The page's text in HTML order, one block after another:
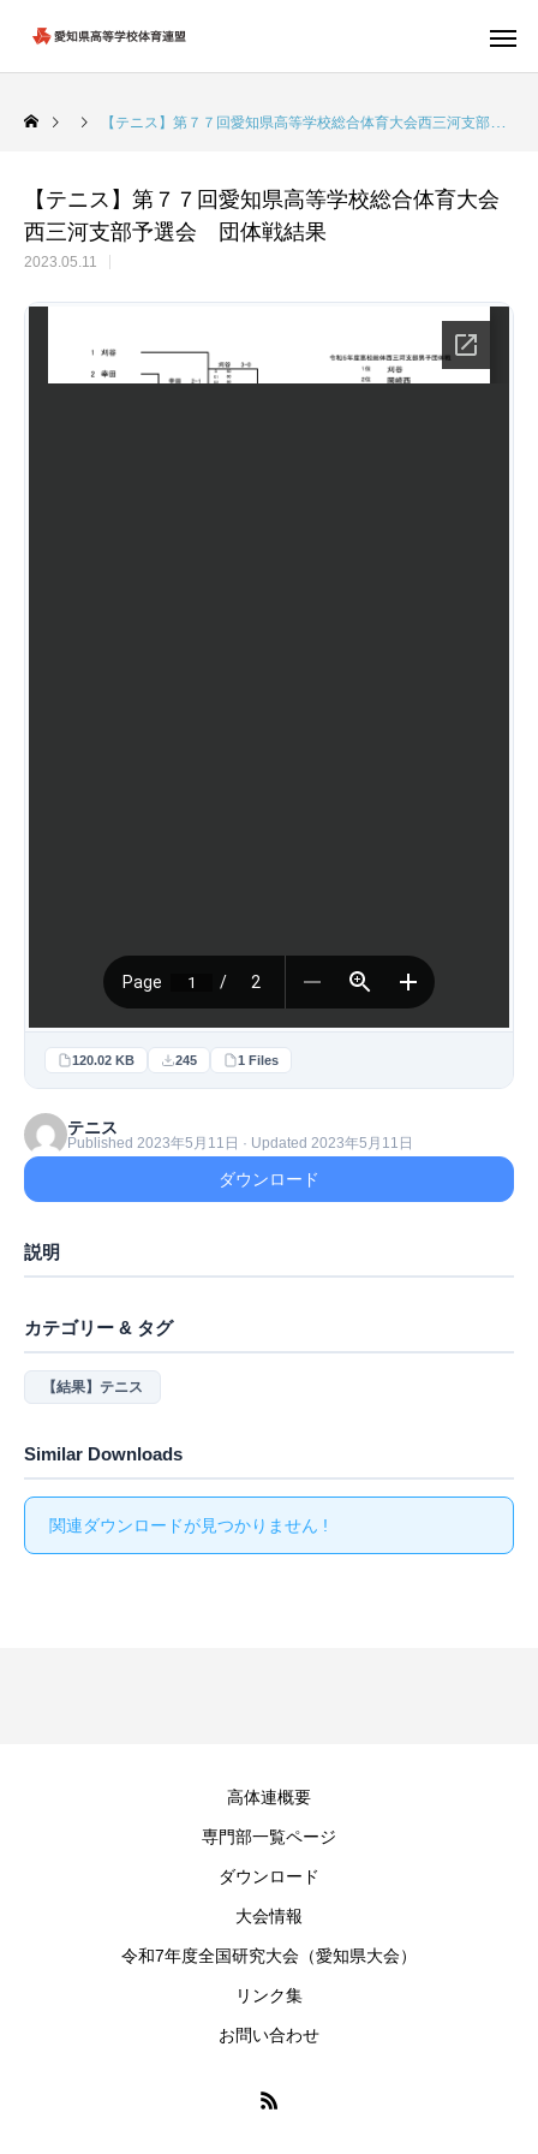
【テニス】第７７回愛知県高等学校総合体育大会西三河支部予選会 団体戦結果
【テニス】第７７回愛知県高等学校総合体育大会
西三河支部予選会 団体戦結果
2023.05.11
120.02 KB 245 1 Files
テニス
Published 2023年5月11日 · Updated 2023年5月11日
ダウンロード
説明
カテゴリー & タグ
【結果】テニス
Similar Downloads
関連ダウンロードが見つかりません !
高体連概要
専門部一覧ページ
ダウンロード
大会情報
令和7年度全国研究大会（愛知県大会）
リンク集
お問い合わせ